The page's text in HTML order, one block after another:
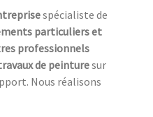
spécialiste de
particuliers et
professionnels
de peinturesur
Nous réalisons